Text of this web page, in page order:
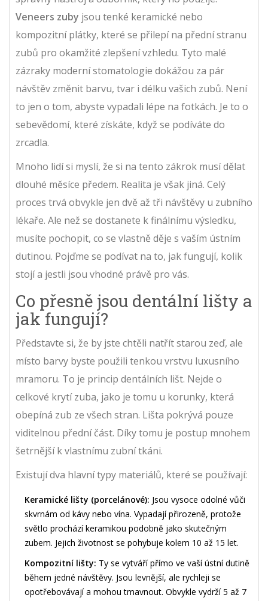
Veneers zuby jsou tenké keramické nebo
kompozitní plátky, které se přilepí na přední stranu
zubů pro okamžité zlepšení vzhledu. Tyto malé
zázraky moderní stomatologie dokážou za pár
návštěv změnit barvu, tvar i délku vašich zubů. Není
to jen o tom, abyste vypadali lépe na fotkách. Je to o
sebevědomí, které získáte, když se podíváte do
zrcadla.
Mnoho lidí si myslí, že si na tento zákrok musí dělat
dlouhé měsíce předem. Realita je však jiná. Celý
proces trvá obvykle jen dvě až tři návštěvy u zubního
lékaře. Ale než se dostanete k finálnímu výsledku,
musíte pochopit, co se vlastně děje s vaším ústním
dutinou. Pojďme se podívat na to, jak fungují, kolik
stojí a jestli jsou vhodné právě pro vás.
Co přesně jsou dentální lišty a
jak fungují?
Představte si, že by jste chtěli natřít starou zeď, ale
místo barvy byste použili tenkou vrstvu luxusního
mramoru. To je princip dentálních lišt. Nejde o
celkové krytí zuba, jako je tomu u korunky, která
obepíná zub ze všech stran. Lišta pokrývá pouze
viditelnou přední část. Díky tomu je postup mnohem
šetrnější k vlastnímu zubní tkáni.
Existují dva hlavní typy materiálů, které se používají:
Keramické lišty (porcelánové): Jsou vysoce odolné vůči
skvrnám od kávy nebo vína. Vypadají přirozeně, protože
světlo prochází keramikou podobně jako skutečným
zubem. Jejich životnost se pohybuje kolem 10 až 15 let.
Kompozitní lišty: Ty se vytváří přímo ve vaší ústní dutině
během jedné návštěvy. Jsou levnější, ale rychleji se
opotřebovávají a mohou tmavnout. Obvykle vydrží 5 až 7